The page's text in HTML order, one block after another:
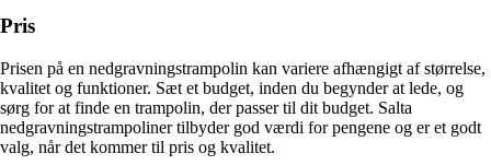
Pris
Prisen på en nedgravningstrampolin kan variere afhængigt af størrelse,
kvalitet og funktioner. Sæt et budget, inden du begynder at lede, og
sørg for at finde en trampolin, der passer til dit budget. Salta
nedgravningstrampoliner tilbyder god værdi for pengene og er et godt
valg, når det kommer til pris og kvalitet.